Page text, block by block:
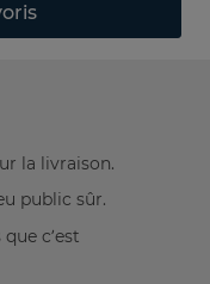
la livraison.
public sûr.
c’est